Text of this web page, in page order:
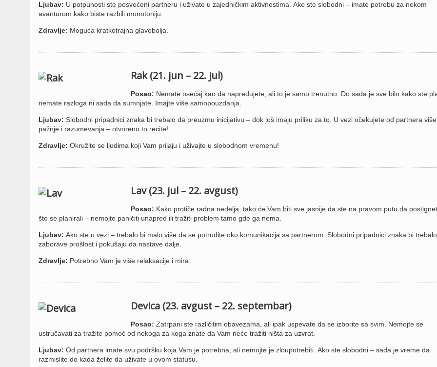
Ljubav: U potpunosti ste posvećeni partneru i uživate u zajedničkim aktivnostima. Ako ste slobodni – imate potrebu za nekom
avanturom kako biste razbili monotoniju.
Zdravlje: Moguća kratkotrajna glavobolja.
Rak (21. jun – 22. jul)
Posao: Nemate osećaj kao da napredujete, ali to je samo trenutno. Do sada je sve bilo kako ste
nemate razloga ni sada da sumnjate. Imajte više samopouzdanja.
Ljubav: Slobodni pripadnici znaka bi trebalo da preuzmu inicijativu – dok još imaju priliku za to. U vezi očekujete od partnera više
pažnje i razumevanja – otvoreno to recite!
Zdravlje: Okružite se ljudima koji Vam prijaju i uživajte u slobodnom vremenu!
Lav (23. jul – 22. avgust)
Posao: Kako protiče radna nedelja, tako će Vam biti sve jasnije da ste na pravom putu da
što se planirali – nemojte paničiti unapred ili tražiti problem tamo gde ga nema.
Ljubav: Ako ste u vezi – trebalo bi malo više da se potrudite oko komunikacija sa partnerom. Slobodni pripadnici znaka bi
zaborave prošlost i pokušaju da nastave dalje.
Zdravlje: Potrebno Vam je više relaksacije i mira.
Devica (23. avgust – 22. septembar)
Posao: Zatrpani ste različitim obavezama, ali ipak uspevate da se izborite sa svim. Nemojte se
ustručavati za tražite pomoć od nekoga za koga znate da Vam neće tražiti ništa za uzvrat.
Ljubav: Od partnera imate svu podršku koja Vam je potrebna, ali nemojte je zloupotrebiti. Ako ste slobodni – sada je vreme da
razmislite do kada želite da uživate u ovom statusu.